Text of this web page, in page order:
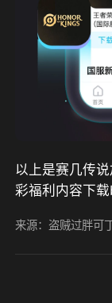
以上是赛几传
彩福利内容下载
来源：盗贼过胖可